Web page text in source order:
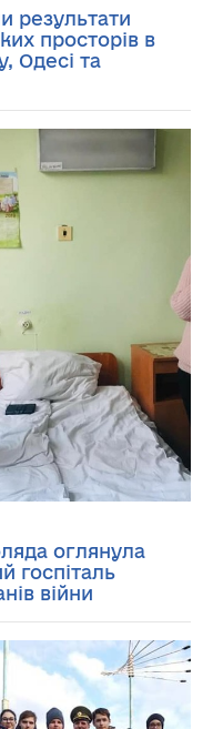
результати
просторів в
Одесі та
оглянула
госпіталь
війни